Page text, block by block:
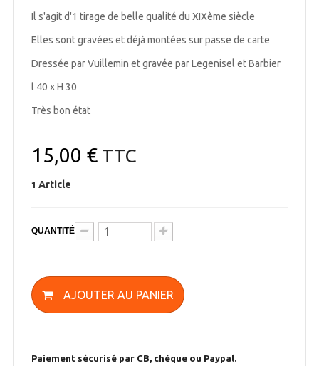
Il s'agit d'1 tirage de belle qualité du XIXème siècle
Elles sont gravées et déjà montées sur passe de carte
Dressée par Vuillemin et gravée par Legenisel et Barbier
l 40 x H 30
Très bon état
15,00 €TTC
1 Article
QUANTITÉ
AJOUTER AU PANIER
Paiement sécurisé par CB, chèque ou Paypal.